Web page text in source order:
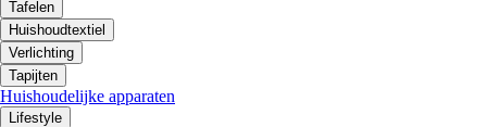
Tafelen
Huishoudtextiel
Verlichting
Tapijten
Huishoudelijke apparaten
Lifestyle